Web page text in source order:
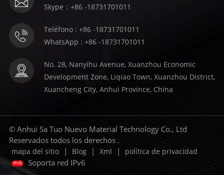
Skype：+86 -18731701011
Teléfono : +86 -18731701011
WhatsApp : +86 -18731701011
No. 28, Nanyihu Avenue, Xuanzhou Economic
Development Zone, Liqiao Town, Xuanzhou District,
Xuancheng City, Anhui Province, China
© Anhui Sa Tuo Nuevo Material Technology Co., Ltd
Reservados todos los derechos .
mapa del sitio | Blog | Xml | política de privacidad
Soporta red IPv6